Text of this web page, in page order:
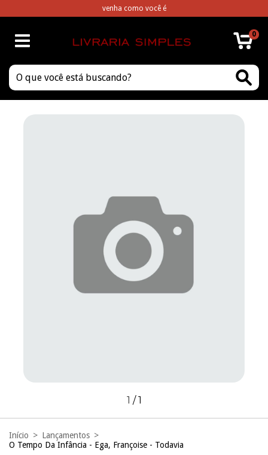
venha como você é
0
1 /1
Início > Lançamentos >
O Tempo Da Infância - Ega, Françoise - Todavia